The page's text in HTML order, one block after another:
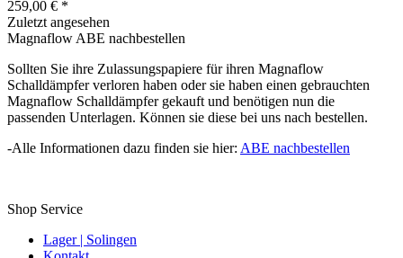
259,00 € *
Zuletzt angesehen
Magnaflow ABE nachbestellen
Sollten Sie ihre Zulassungspapiere für ihren Magnaflow
Schalldämpfer verloren haben oder sie haben einen gebrauchten
Magnaflow Schalldämpfer gekauft und benötigen nun die
passenden Unterlagen. Können sie diese bei uns nach bestellen.
-Alle Informationen dazu finden sie hier: ABE nachbestellen
Shop Service
Lager | Solingen